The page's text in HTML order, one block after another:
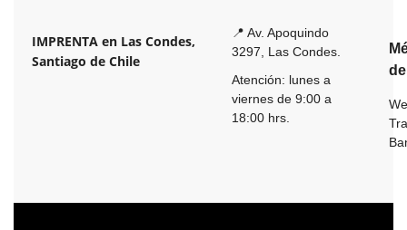
IMPRENTA en Las Condes,
Santiago de Chile
📍 Av. Apoquindo
3297, Las Condes.
Atención: lunes a
viernes de 9:00 a
18:00 hrs.